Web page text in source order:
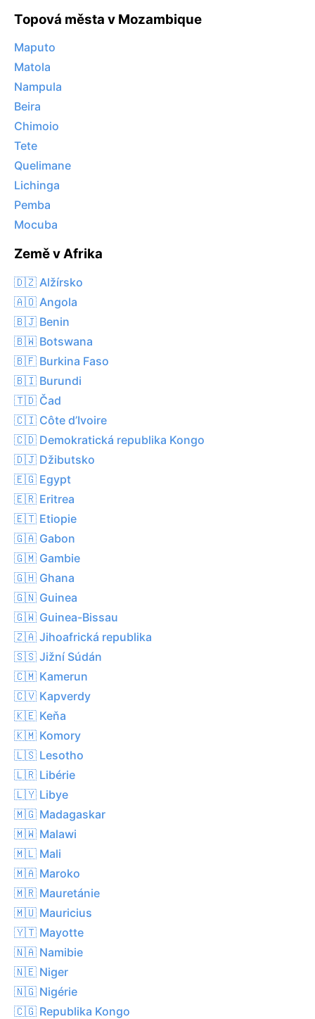
Topová města v Mozambique
Maputo
Matola
Nampula
Beira
Chimoio
Tete
Quelimane
Lichinga
Pemba
Mocuba
Země v Afrika
🇩🇿 Alžírsko
🇦🇴 Angola
🇧🇯 Benin
🇧🇼 Botswana
🇧🇫 Burkina Faso
🇧🇮 Burundi
🇹🇩 Čad
🇨🇮 Côte d’Ivoire
🇨🇩 Demokratická republika Kongo
🇩🇯 Džibutsko
🇪🇬 Egypt
🇪🇷 Eritrea
🇪🇹 Etiopie
🇬🇦 Gabon
🇬🇲 Gambie
🇬🇭 Ghana
🇬🇳 Guinea
🇬🇼 Guinea-Bissau
🇿🇦 Jihoafrická republika
🇸🇸 Jižní Súdán
🇨🇲 Kamerun
🇨🇻 Kapverdy
🇰🇪 Keňa
🇰🇲 Komory
🇱🇸 Lesotho
🇱🇷 Libérie
🇱🇾 Libye
🇲🇬 Madagaskar
🇲🇼 Malawi
🇲🇱 Mali
🇲🇦 Maroko
🇲🇷 Mauretánie
🇲🇺 Mauricius
🇾🇹 Mayotte
🇳🇦 Namibie
🇳🇪 Niger
🇳🇬 Nigérie
🇨🇬 Republika Kongo